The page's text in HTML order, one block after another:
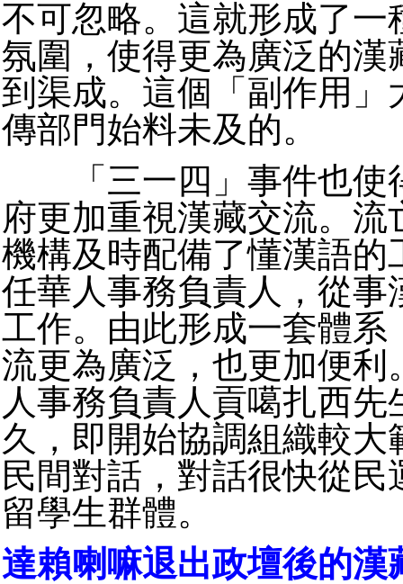
不可忽略。這就形成了一
氛圍，使得更為廣泛的漢
到渠成。這個「副作用」
傳部門始料未及的。
「三一四」事件也使
府更加重視漢藏交流。流
機構及時配備了懂漢語的
任華人事務負責人，從事
工作。由此形成一套體系
流更為廣泛，也更加便利
人事務負責人貢噶扎西先
久，即開始協調組織較大
民間對話，對話很快從民
留學生群體。
達賴喇嘛退出政壇後的漢